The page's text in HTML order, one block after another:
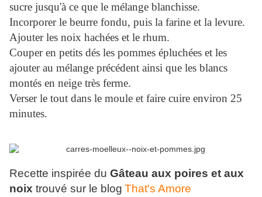
sucre jusqu'à ce que le mélange blanchisse.
Incorporer le beurre fondu, puis la farine et la levure.
Ajouter les noix hachées et le rhum.
Couper en petits dés les pommes épluchées et les
ajouter au mélange précédent ainsi que les blancs
montés en neige très ferme.
Verser le tout dans le moule et faire cuire environ 25
minutes.
Recette inspirée du Gâteau aux poires et aux
noix trouvé sur le blog That's Amore